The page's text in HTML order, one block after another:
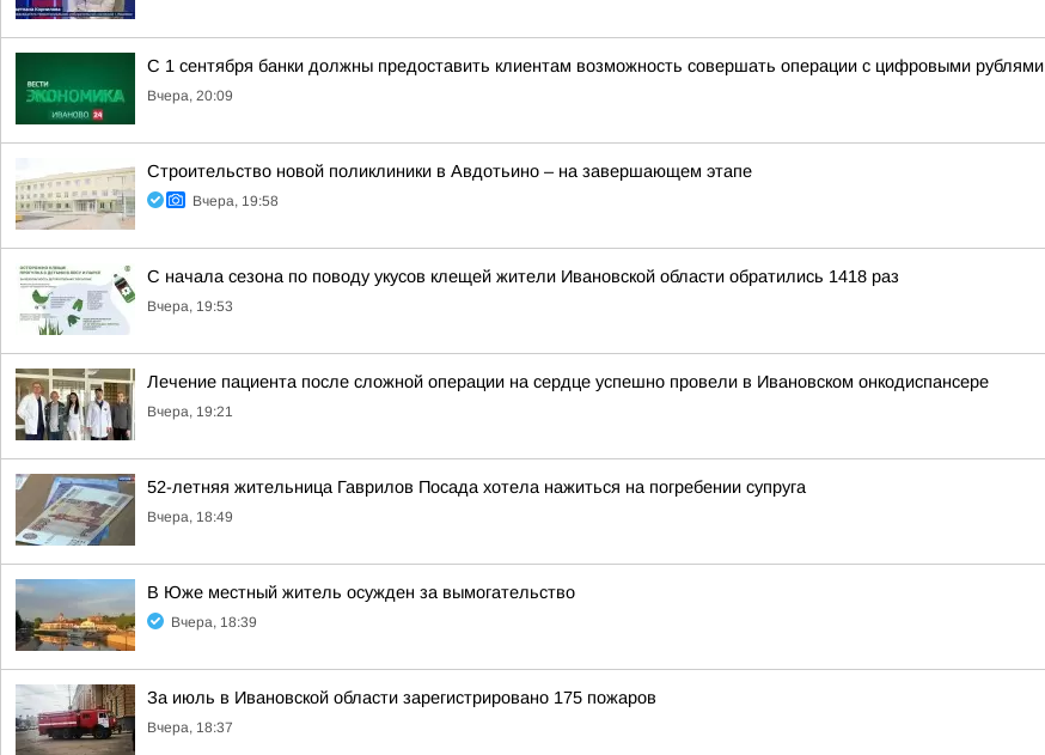
С 1 сентября банки должны предоставить клиентам возможность совершать операции с цифровыми рублями
Вчера, 20:09
Строительство новой поликлиники в Авдотьино – на завершающем этапе
Вчера, 19:58
С начала сезона по поводу укусов клещей жители Ивановской области обратились 1418 раз
Вчера, 19:53
Лечение пациента после сложной операции на сердце успешно провели в Ивановском онкодиспансере
Вчера, 19:21
52-летняя жительница Гаврилов Посада хотела нажиться на погребении супруга
Вчера, 18:49
В Юже местный житель осужден за вымогательство
Вчера, 18:39
За июль в Ивановской области зарегистрировано 175 пожаров
Вчера, 18:37